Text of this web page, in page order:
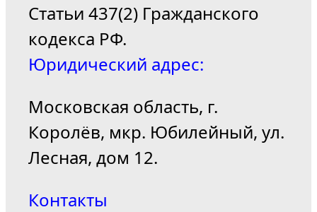
Статьи 437(2) Гражданского
кодекса РФ.
Юридический адрес:
Московская область, г.
Королёв, мкр. Юбилейный, ул.
Лесная, дом 12.
Контакты